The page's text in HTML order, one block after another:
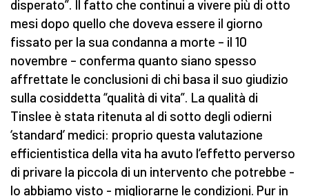
disperato”. Il fatto che continui a vivere più di otto
mesi dopo quello che doveva essere il giorno
fissato per la sua condanna a morte – il 10
novembre – conferma quanto siano spesso
affrettate le conclusioni di chi basa il suo giudizio
sulla cosiddetta “qualità di vita”. La qualità di
Tinslee è stata ritenuta al di sotto degli odierni
‘standard’ medici: proprio questa valutazione
efficientistica della vita ha avuto l’effetto perverso
di privare la piccola di un intervento che potrebbe -
lo abbiamo visto - migliorarne le condizioni. Pur in